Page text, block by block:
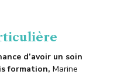
d’avoir un soin
formation, Marine